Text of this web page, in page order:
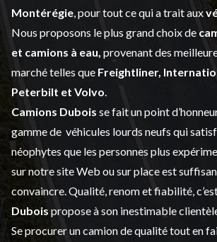
Montérégie , pour tout ce qui a trait aux
Nous proposons le plus grand choix de
et camions à eau, provenant des
marché telles que Freightliner,
Peterbilt et Volvo
Camions Dubois se fait un point
gamme de véhicules lourds neufs qui
néophytes que les personnes plus
sur notre site Web ou sur place est
convaincre. Qualité, renom et fiabilité,
Dubois propose à son inestimable
Se procurer un camion de qualité tout en